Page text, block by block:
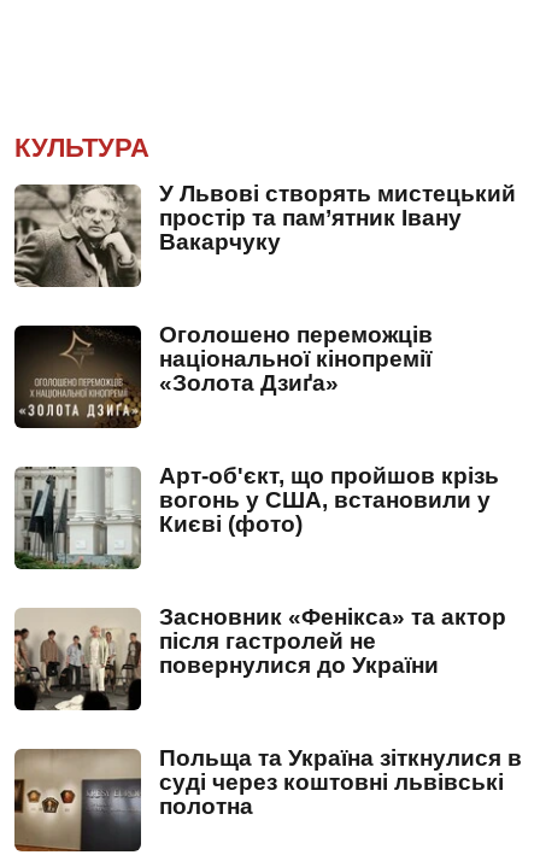
КУЛЬТУРА
У Львові створять мистецький
простір та пам’ятник Івану
Вакарчуку
Оголошено переможців
національної кінопремії
«Золота Дзиґа»
Арт-об'єкт, що пройшов крізь
вогонь у США, встановили у
Києві (фото)
Засновник «Фенікса» та актор
після гастролей не
повернулися до України
Польща та Україна зіткнулися в
суді через коштовні львівські
полотна